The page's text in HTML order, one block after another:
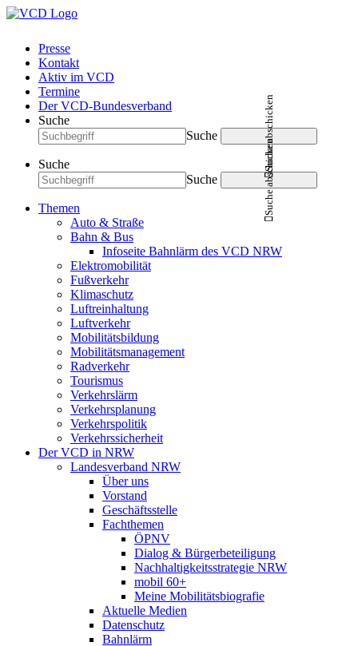
Presse
Kontakt
Aktiv im VCD
Termine
Der VCD-Bundesverband
Suche
Suche
Suche abschicken
Suche
Suche
Suche abschicken
Themen
Auto & Straße
Bahn & Bus
Infoseite Bahnlärm des VCD NRW
Elektromobilität
Fußverkehr
Klimaschutz
Luftreinhaltung
Luftverkehr
Mobilitätsbildung
Mobilitätsmanagement
Radverkehr
Tourismus
Verkehrslärm
Verkehrsplanung
Verkehrspolitik
Verkehrssicherheit
Der VCD in NRW
Landesverband NRW
Über uns
Vorstand
Geschäftsstelle
Fachthemen
ÖPNV
Dialog & Bürgerbeteiligung
Nachhaltigkeitsstrategie NRW
mobil 60+
Meine Mobilitätsbiografie
Aktuelle Medien
Datenschutz
Bahnlärm